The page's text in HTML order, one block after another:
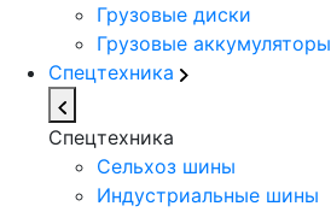
Грузовые диски
Грузовые аккумуляторы
Спецтехника
Спецтехника
Сельхоз шины
Индустриальные шины